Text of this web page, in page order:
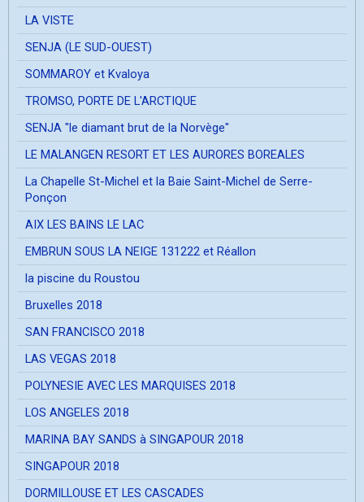
LA VISTE
SENJA (LE SUD-OUEST)
SOMMAROY et Kvaloya
TROMSO, PORTE DE L'ARCTIQUE
SENJA "le diamant brut de la Norvège"
LE MALANGEN RESORT ET LES AURORES BOREALES
La Chapelle St-Michel et la Baie Saint-Michel de Serre-
Ponçon
AIX LES BAINS LE LAC
EMBRUN SOUS LA NEIGE 131222 et Réallon
la piscine du Roustou
Bruxelles 2018
SAN FRANCISCO 2018
LAS VEGAS 2018
POLYNESIE AVEC LES MARQUISES 2018
LOS ANGELES 2018
MARINA BAY SANDS à SINGAPOUR 2018
SINGAPOUR 2018
DORMILLOUSE ET LES CASCADES